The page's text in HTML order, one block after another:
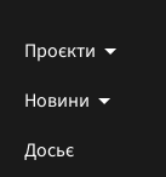
Проєкти
Новини
Досьє